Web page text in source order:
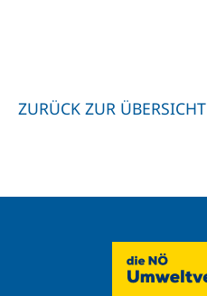
ZURÜCK ZUR ÜBERSICHT